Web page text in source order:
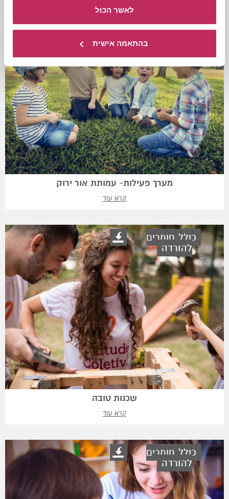
לאשר הכול
בהתאמה אישית
כולל חומרים
להורדה
מערך פעילות- עמותת אור ירוק
קרא עוד
כולל חומרים
להורדה
שכנות טובה
קרא עוד
כולל חומרים
להורדה